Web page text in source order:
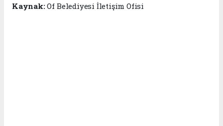
Kaynak:Of Belediyesi İletişim Ofisi